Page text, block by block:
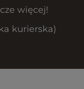
więcej!
kurierska)